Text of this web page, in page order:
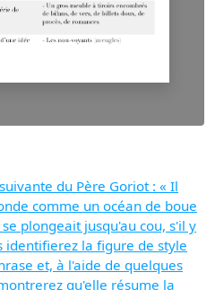
du Père Goriot : « Il
comme un océan de boue
plongeait jusqu'au cou, s'il y
identifierez la figure de style
et, à l'aide de quelques
qu'elle résume la